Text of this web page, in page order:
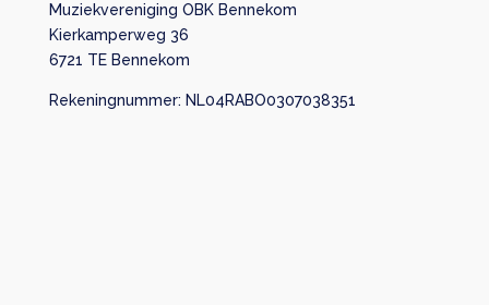
Muziekvereniging OBK Bennekom
Kierkamperweg 36
6721 TE Bennekom
Rekeningnummer: NL04RABO0307038351